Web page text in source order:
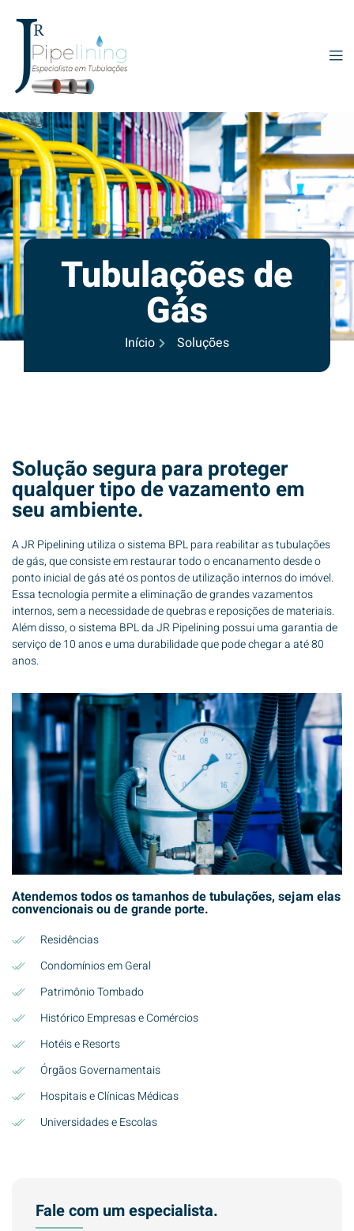
Tubulações de
Gás
Início Soluções
Fale com um especialista.
Solução segura para proteger
qualquer tipo de vazamento em
seu ambiente.
A JR Pipelining utiliza o sistema BPL para reabilitar as tubulações
de gás, que consiste em restaurar todo o encanamento desde o
ponto inicial de gás até os pontos de utilização internos do imóvel.
Essa tecnologia permite a eliminação de grandes vazamentos
internos, sem a necessidade de quebras e reposições de materiais.
Além disso, o sistema BPL da JR Pipelining possui uma garantia de
serviço de 10 anos e uma durabilidade que pode chegar a até 80
anos.
Atendemos todos os tamanhos de tubulações, sejam elas
convencionais ou de grande porte.
Residências
Condomínios em Geral
Patrimônio Tombado
Histórico Empresas e Comércios
Hotéis e Resorts
Órgãos Governamentais
Hospitais e Clínicas Médicas
Universidades e Escolas